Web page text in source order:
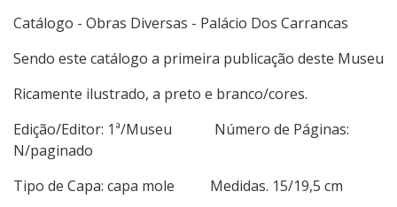
Catálogo - Obras Diversas - Palácio Dos Carrancas
Sendo este catálogo a primeira publicação deste Museu
Ricamente ilustrado, a preto e branco/cores.
Edição/Editor: 1ª/Museu Número de Páginas:
N/paginado
Tipo de Capa: capa mole Medidas. 15/19,5 cm